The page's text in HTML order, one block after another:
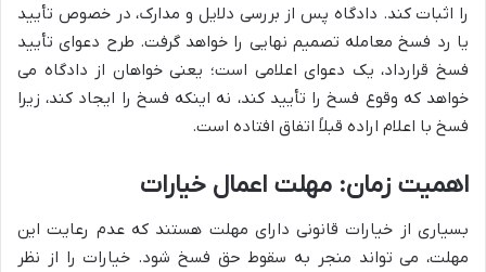
را اثبات کند. دادگاه پس از بررسی دلایل و مدارک، در خصوص تأیید
یا رد فسخ معامله تصمیم نهایی را خواهد گرفت. طرح دعوای تأیید
فسخ قرارداد، یک دعوای اعلامی است؛ یعنی خواهان از دادگاه می
خواهد که وقوع فسخ را تأیید کند، نه اینکه فسخ را ایجاد کند، زیرا
فسخ با اعلام اراده قبلاً اتفاق افتاده است.
اهمیت زمان: مهلت اعمال خیارات
بسیاری از خیارات قانونی دارای مهلت هستند که عدم رعایت این
مهلت، می تواند منجر به سقوط حق فسخ شود. خیارات را از نظر